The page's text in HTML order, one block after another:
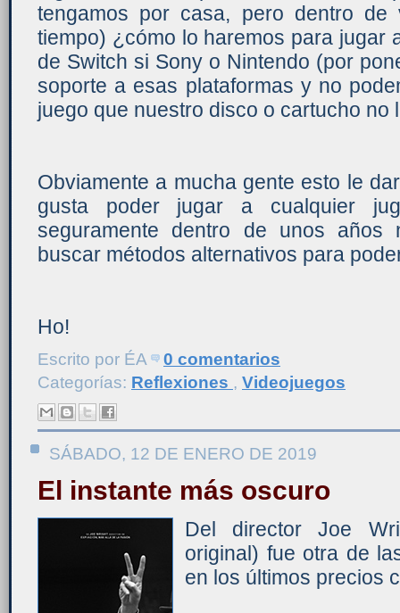
tengamos por casa, pero dentro
tiempo) ¿cómo lo haremos para jugar
de Switch si Sony o Nintendo (por
soporte a esas plataformas y no
juego que nuestro disco o cartucho no
Obviamente a mucha gente esto le
gusta poder jugar a cualquier
seguramente dentro de unos años
buscar métodos alternativos para
Ho!
Escrito por ÉA
0 comentarios
Categorías: Reflexiones , Videojuegos
SÁBADO, 12 DE ENERO DE 2019
El instante más oscuro
Del director Joe
original) fue otra de
en los últimos precios